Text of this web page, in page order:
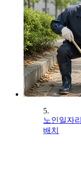
5.
노인일자
배치